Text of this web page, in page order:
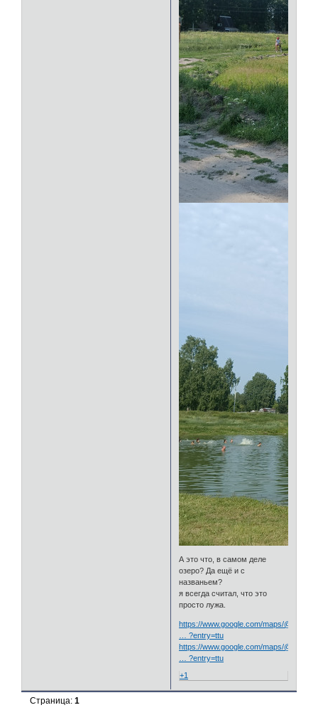
А это что, в самом деле
озеро? Да ещё и с
названьем?
я всегда считал, что это
просто лужа.
https://www.google.com/maps/
… ?entry=ttu
https://www.google.com/maps/
… ?entry=ttu
+1
Страница:1